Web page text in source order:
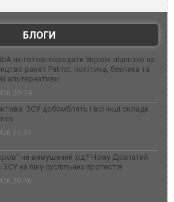
БЛОГИ
не готові передати Україні ліцензію на
ракет Patriot: політика, безпека та
альтернативи
20:24
ЗСУ добомблять і всі інші склади
11:31
чи вимушений хід? Чому Драпатий
на піку суспільних протестів
20:36